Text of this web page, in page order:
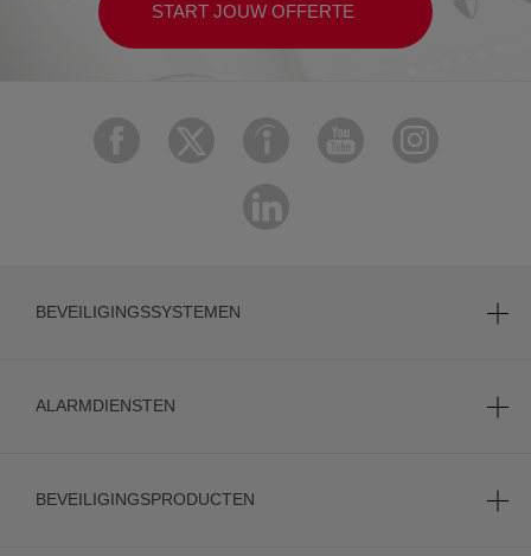
START JOUW OFFERTE
BEVEILIGINGSSYSTEMEN
ALARMDIENSTEN
BEVEILIGINGSPRODUCTEN